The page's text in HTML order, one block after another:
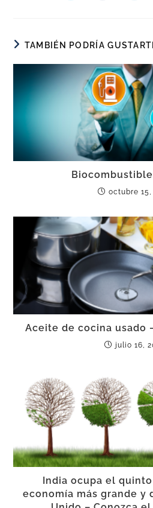
TAMBIÉN PODRÍA
octubre 15,
Aceite de cocina usado
julio 16,
India ocupa el
economía más grande y